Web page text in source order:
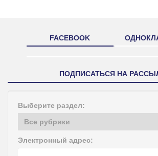
FACEBOOK
ПОДПИСАТЬСЯ НА
Выберите раздел:
Электронный адрес: